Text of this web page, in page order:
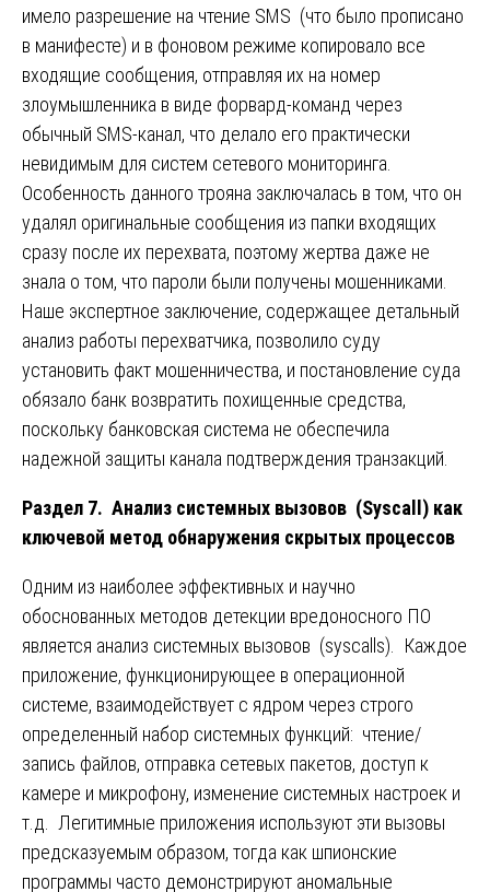
имело разрешение на чтение SMS (что было прописано
в манифесте) и в фоновом режиме копировало все
входящие сообщения, отправляя их на номер
злоумышленника в виде форвард-команд через
обычный SMS-канал, что делало его практически
невидимым для систем сетевого мониторинга.
Особенность данного трояна заключалась в том, что он
удалял оригинальные сообщения из папки входящих
сразу после их перехвата, поэтому жертва даже не
знала о том, что пароли были получены мошенниками.
Наше экспертное заключение, содержащее детальный
анализ работы перехватчика, позволило суду
установить факт мошенничества, и постановление суда
обязало банк возвратить похищенные средства,
поскольку банковская система не обеспечила
надежной защиты канала подтверждения транзакций.
Раздел 7. Анализ системных вызовов (Syscall) как
ключевой метод обнаружения скрытых процессов
Одним из наиболее эффективных и научно
обоснованных методов детекции вредоносного ПО
является анализ системных вызовов (syscalls). Каждое
приложение, функционирующее в операционной
системе, взаимодействует с ядром через строго
определенный набор системных функций: чтение/
запись файлов, отправка сетевых пакетов, доступ к
камере и микрофону, изменение системных настроек и
т.д. Легитимные приложения используют эти вызовы
предсказуемым образом, тогда как шпионские
программы часто демонстрируют аномальные